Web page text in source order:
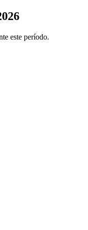
este período.